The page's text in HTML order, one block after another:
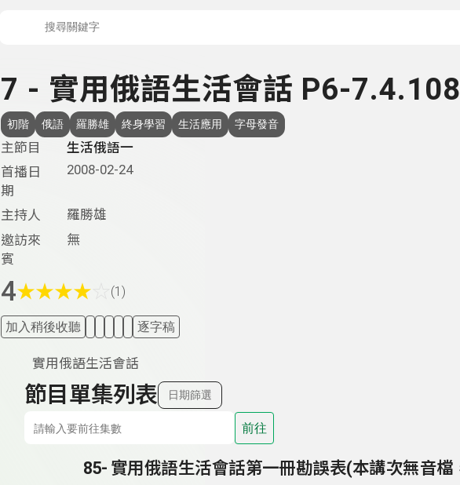
7 - 實用俄語生活會話 P6-7.4.108
初階 俄語 羅勝雄 終身學習 生活應用 字母發音
主節目
生活俄語一
首播日
期
2008-02-24
主持人
羅勝雄
邀訪來
賓
無
4★★★★ (1)
加入稍後收聽 逐字稿
實用俄語生活會話
節目單集列表 日期篩選
前往